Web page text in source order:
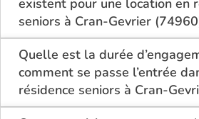
convivial. Il est conseillé d’avoir
plus, bien que chaque résidence
Des prestations
proposées pour un
existent pour une location en
seniors à Cran-Gevrier
Selon les revenus et la
Cran-Gevrier (74960) de
que : l’APL (allocation
ou selon le dispositif local, des
départementales. Il est
renseigner avant la signature du
Quelle est la durée
comment se passe l’entrée
résidence seniors à Cran-
L’entrée dans une résidence